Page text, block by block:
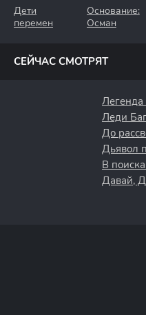
Дети
перемен
Основание:
Осман
СЕЙЧАС СМОТРЯТ
Легенда
До
Дьявол
Давай,